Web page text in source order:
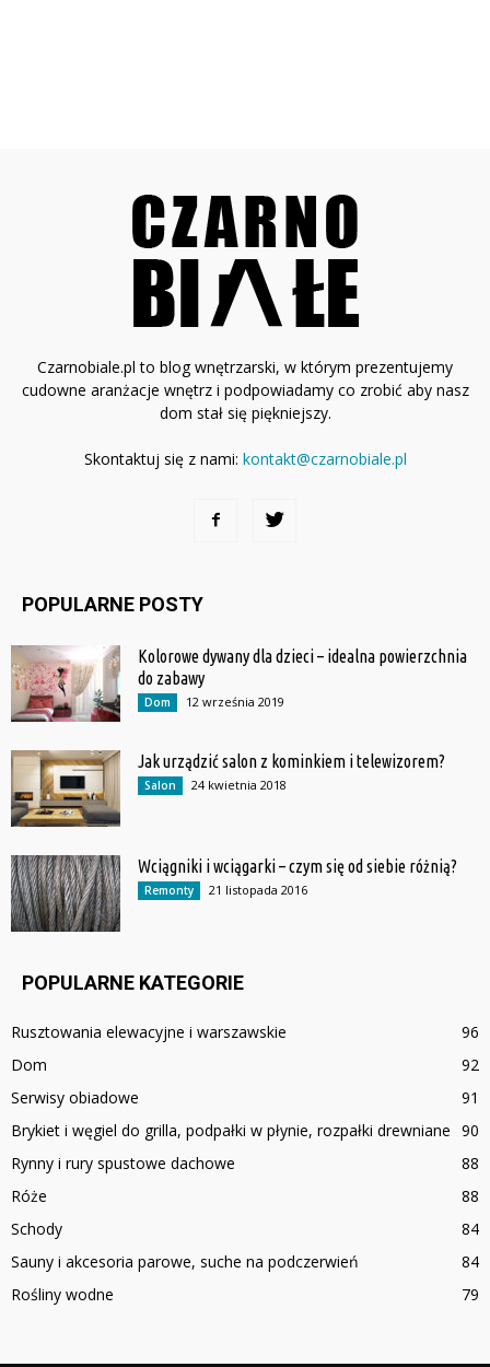
Czarnobiale.pl to blog wnętrzarski, w którym prezentujemy
cudowne aranżacje wnętrz i podpowiadamy co zrobić aby nasz
dom stał się piękniejszy.
Skontaktuj się z nami: kontakt@czarnobiale.pl
POPULARNE POSTY
Kolorowe dywany dla dzieci – idealna powierzchnia
do zabawy
Dom 12 września 2019
Jak urządzić salon z kominkiem i telewizorem?
Salon 24 kwietnia 2018
Wciągniki i wciągarki – czym się od siebie różnią?
Remonty 21 listopada 2016
POPULARNE KATEGORIE
Rusztowania elewacyjne i warszawskie
96
Dom
92
Serwisy obiadowe
91
Brykiet i węgiel do grilla, podpałki w płynie, rozpałki drewniane 90
Rynny i rury spustowe dachowe
88
Róże
88
Schody
84
Sauny i akcesoria parowe, suche na podczerwień
84
Rośliny wodne
79